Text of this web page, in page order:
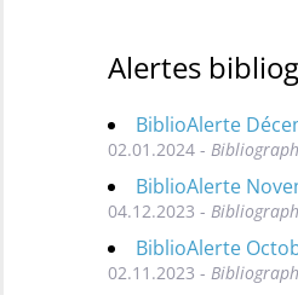
Alertes
BiblioAlerte
02.01.2024 -
BiblioAlerte
04.12.2023 -
BiblioAlerte
02.11.2023 -